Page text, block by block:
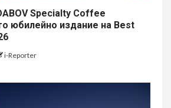
Specialty Coffee
юбилейно издание на Best
i-Reporter